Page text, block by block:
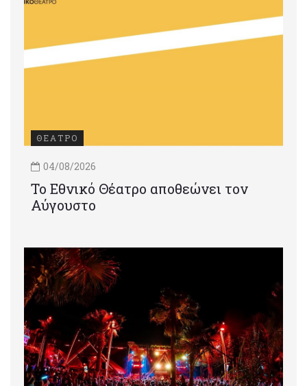
ΘΕΑΤΡΟ
04/08/2026
Το Εθνικό Θέατρο αποθεώνει τον
Αύγουστο